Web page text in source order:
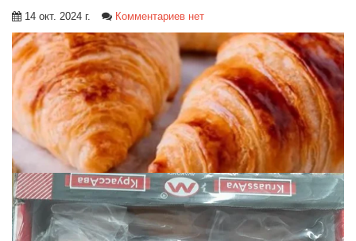
14 окт. 2024 г. Комментариев нет